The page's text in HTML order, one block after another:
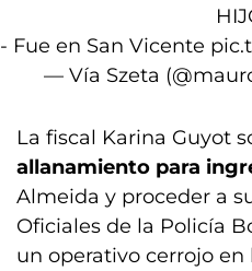
- Fue en San Vicente
— Vía Szeta
La fiscal Karina Guyot
allanamiento para
Almeida y proceder a
Oficiales de la Policía
un operativo cerrojo